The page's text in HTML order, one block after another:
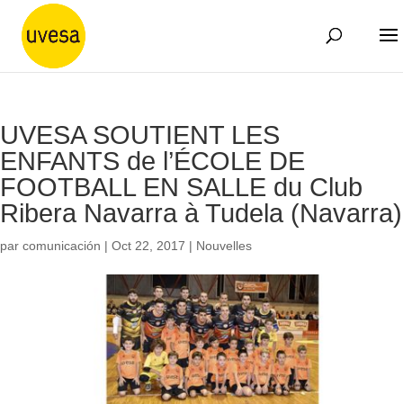
UVESA SOUTIENT LES
ENFANTS de l’ÉCOLE DE
FOOTBALL EN SALLE du Club
Ribera Navarra à Tudela (Navarra)
par comunicación | Oct 22, 2017 | Nouvelles